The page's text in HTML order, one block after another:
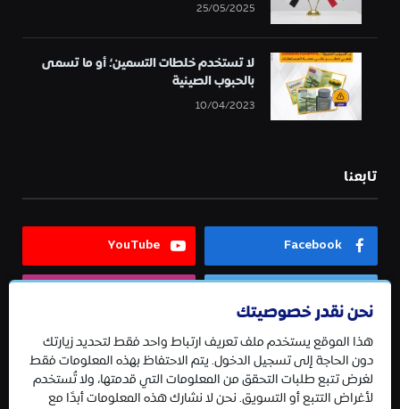
25/05/2025
لا تستخدم خلطات التسمين؛ أو ما تسمى
بالحبوب الصينية
10/04/2023
تابعنا
Facebook
YouTube
Telegram
نحن نقدر خصوصيتك
هذا الموقع يستخدم ملف تعريف ارتباط واحد فقط لتحديد زيارتك
دون الحاجة إلى تسجيل الدخول. يتم الاحتفاظ بهذه المعلومات فقط
لغرض تتبع طلبات التحقق من المعلومات التي قدمتها، ولا تُستخدم
لأغراض التتبع أو التسويق. نحن لا نشارك هذه المعلومات أبدًا مع